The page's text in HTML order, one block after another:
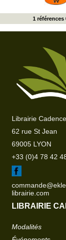
1 références
Librairie Cadence
62 rue St Jean
69005 LYON
+33 (0)4 78 42
librairie.com
LIBRAIRIE
Modalités